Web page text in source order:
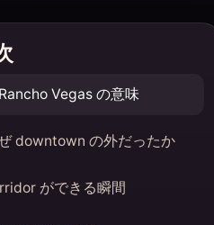
Vegas の意味
downtown の外だったか
ができる瞬間